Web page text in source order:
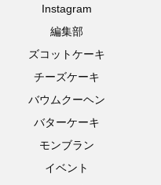
Instagram
編集部
ズコットケーキ
チーズケーキ
バウムクーヘン
バターケーキ
モンブラン
イベント